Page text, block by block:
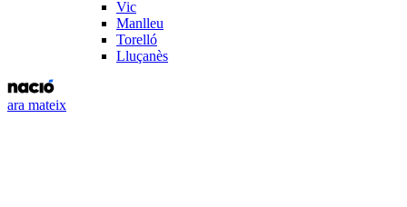
Vic
Manlleu
Torelló
Lluçanès
ara mateix